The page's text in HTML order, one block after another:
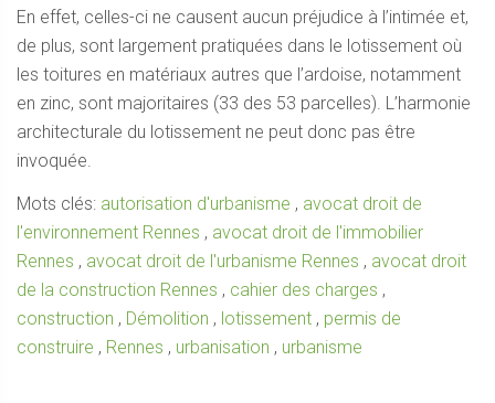
En effet, celles-ci ne causent aucun préjudice à l’intimée et,
de plus, sont largement pratiquées dans le lotissement où
les toitures en matériaux autres que l’ardoise, notamment
en zinc, sont majoritaires (33 des 53 parcelles). L’harmonie
architecturale du lotissement ne peut donc pas être
invoquée.
Mots clés: autorisation d'urbanisme , avocat droit de
l'environnement Rennes , avocat droit de l'immobilier
Rennes , avocat droit de l'urbanisme Rennes , avocat droit
de la construction Rennes , cahier des charges ,
construction , Démolition , lotissement , permis de
construire , Rennes , urbanisation , urbanisme